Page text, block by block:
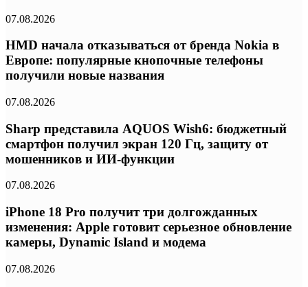
07.08.2026
HMD начала отказываться от бренда Nokia в
Европе: популярные кнопочные телефоны
получили новые названия
07.08.2026
Sharp представила AQUOS Wish6: бюджетный
смартфон получил экран 120 Гц, защиту от
мошенников и ИИ-функции
07.08.2026
iPhone 18 Pro получит три долгожданных
изменения: Apple готовит серьезное обновление
камеры, Dynamic Island и модема
07.08.2026